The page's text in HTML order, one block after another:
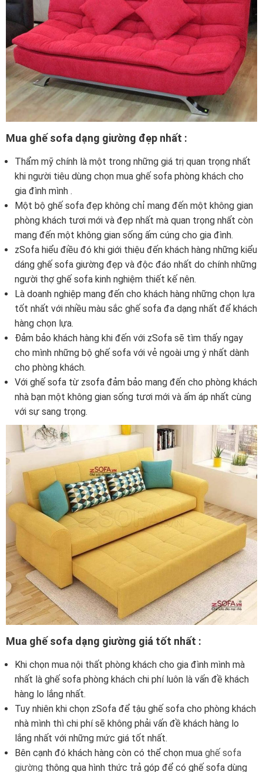
Mua ghế sofa dạng giường đẹp nhất :
Thẩm mỹ chính là một trong những giá trị quan trọng nhất
khi người tiêu dùng chọn mua ghế sofa phòng khách cho
gia đình mình .
Một bộ ghế sofa đẹp không chỉ mang đến một không gian
phòng khách tươi mới và đẹp nhất mà quan trọng nhất còn
mang đến một không gian sống ấm cúng cho gia đình.
zSofa hiểu điều đó khi giới thiệu đến khách hàng những kiểu
dáng ghế sofa giường đẹp và độc đáo nhất do chính những
người thợ ghế sofa kinh nghiệm thiết kế nên.
Là doanh nghiệp mang đến cho khách hàng những chọn lựa
tốt nhất với nhiều màu sắc ghế sofa đa dạng nhất để khách
hàng chọn lựa.
Đảm bảo khách hàng khi đến với zSofa sẽ tìm thấy ngay
cho mình những bộ ghế sofa với vẻ ngoài ưng ý nhất dành
cho phòng khách.
Với ghế sofa từ zsofa đảm bảo mang đến cho phòng khách
nhà bạn một không gian sống tươi mới và ấm áp nhất cùng
với sự sang trọng.
Mua ghế sofa dạng giường giá tốt nhất :
Khi chọn mua nội thất phòng khách cho gia đình mình mà
nhất là ghế sofa phòng khách chi phí luôn là vấn đề khách
hàng lo lắng nhất.
Tuy nhiên khi chọn zSofa để tậu ghế sofa cho phòng khách
nhà mình thì chi phí sẽ không phải vấn đề khách hàng lo
lắng nhất với những mức giá tốt nhất.
Bên cạnh đó khách hàng còn có thể chọn mua ghế sofa
giường thông qua hình thức trả góp để có ghế sofa dùng